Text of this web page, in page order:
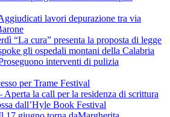
lavori depurazione tra via
“La cura” presenta la proposta di legge
gli ospedali montani della Calabria
interventi di pulizia
per Trame Festival
la call per la residenza di scrittura
dall’Hyle Book Festival